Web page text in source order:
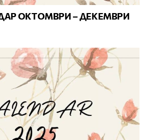
ОКТОМВРИ – ДЕКЕМВРИ